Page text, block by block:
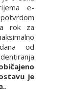
e-
a rok za
od
je
.